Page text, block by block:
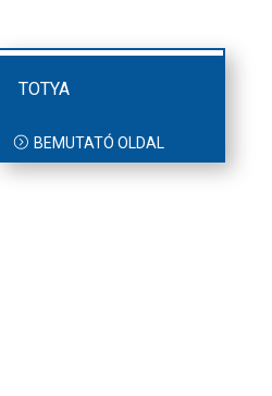
TOTYA
BEMUTATÓ OLDAL